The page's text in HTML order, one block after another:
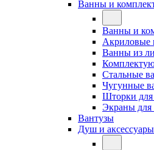
Ванны и
Ванны и
Акриловые
Ванны из
Стальные
Чугунные
Шторки
Экраны для
Вантузы
Душ и аксессуары